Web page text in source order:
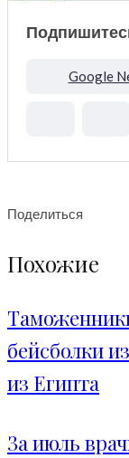
Google
Поделиться
Похожие
бейсболки
из Египта
За июль